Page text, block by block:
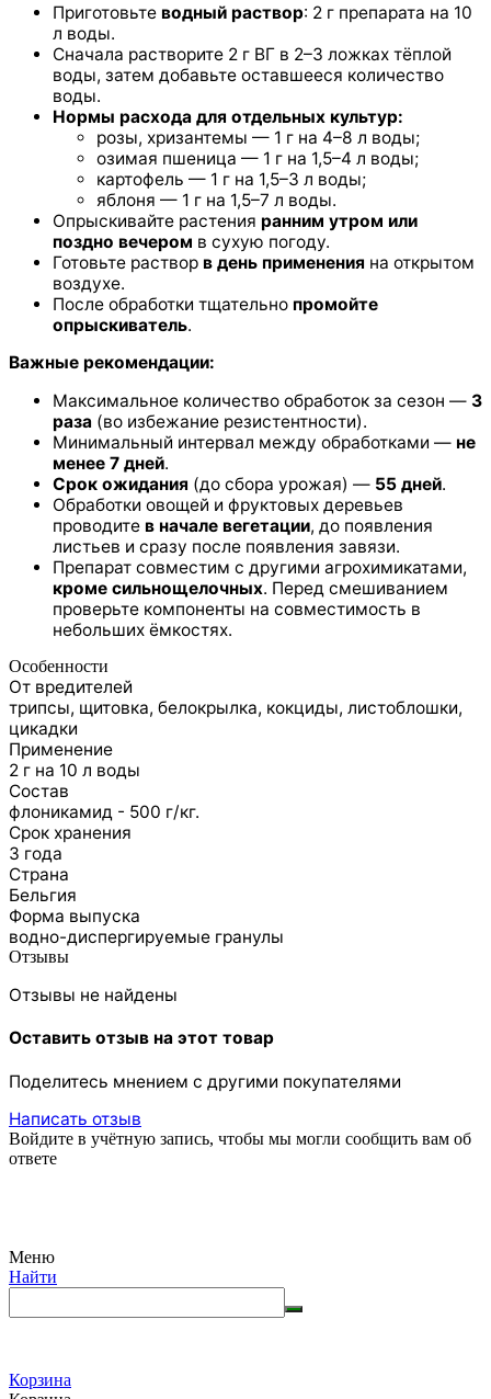
Приготовьте водный раствор: 2 г препарата на 10
л воды.
Сначала растворите 2 г ВГ в 2–3 ложках тёплой
воды, затем добавьте оставшееся количество
воды.
Нормы расхода для отдельных культур:
розы, хризантемы — 1 г на 4–8 л воды;
озимая пшеница — 1 г на 1,5–4 л воды;
картофель — 1 г на 1,5–3 л воды;
яблоня — 1 г на 1,5–7 л воды.
Опрыскивайте растения ранним утром или
поздно вечером в сухую погоду.
Готовьте раствор в день применения на открытом
воздухе.
После обработки тщательно промойте
опрыскиватель.
Важные рекомендации:
Максимальное количество обработок за сезон — 3
раза (во избежание резистентности).
Минимальный интервал между обработками — не
менее 7 дней.
Срок ожидания (до сбора урожая) — 55 дней.
Обработки овощей и фруктовых деревьев
проводите в начале вегетации, до появления
листьев и сразу после появления завязи.
Препарат совместим с другими агрохимикатами,
кроме сильнощелочных. Перед смешиванием
проверьте компоненты на совместимость в
небольших ёмкостях.
Особенности
От вредителей
трипсы, щитовка, белокрылка, кокциды, листоблошки,
цикадки
Применение
2 г на 10 л воды
Состав
флоникамид - 500 г/кг.
Срок хранения
3 года
Страна
Бельгия
Форма выпуска
водно-диспергируемые гранулы
Отзывы
Отзывы не найдены
Оставить отзыв на этот товар
Поделитесь мнением с другими покупателями
Написать отзыв
Войдите в учётную запись, чтобы мы могли сообщить вам об
ответе
Меню
Найти
Корзина